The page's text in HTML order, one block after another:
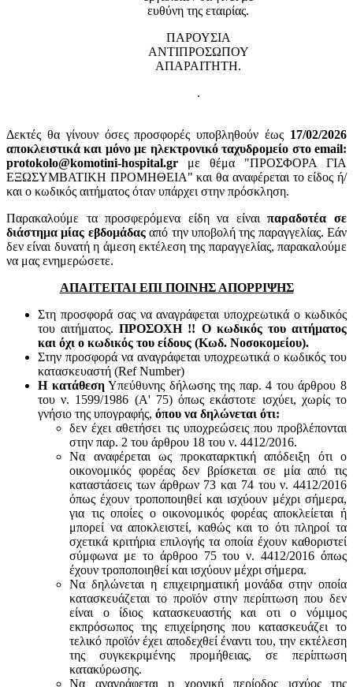
ευθύνη της εταιρίας.
ΠΑΡΟΥΣΙΑ
ΑΝΤΙΠΡΟΣΩΠΟΥ
ΑΠΑΡΑΙΤΗΤΗ.
.
Δεκτές θα γίνουν όσες προσφορές υποβληθούν έως 17/02/2026
αποκλειστικά και μόνο με ηλεκτρονικό ταχυδρομείο στο email:
protokolo@komotini-hospital.gr με θέμα "ΠΡΟΣΦΟΡΑ ΓΙΑ
ΕΞΩΣΥΜΒΑΤΙΚΗ ΠΡΟΜΗΘΕΙΑ" και θα αναφέρεται το είδος ή/
και ο κωδικός αιτήματος όταν υπάρχει στην πρόσκληση.
Παρακαλούμε τα προσφερόμενα είδη να είναιπαραδοτέα σε
διάστημα μίας εβδομάδαςαπό την υποβολή της παραγγελίας. Εάν
δεν είναι δυνατή η άμεση εκτέλεση της παραγγελίας, παρακαλούμε
να μας ενημερώσετε.
ΑΠΑΙΤΕΙΤΑΙ ΕΠΙ ΠΟΙΝΗΣ ΑΠΟΡΡΙΨΗΣ
Στη προσφορά σας να αναγράφεται υποχρεωτικά ο κωδικός
του αιτήματος.ΠΡΟΣΟΧΗ !! Ο κωδικός του αιτήματος
και όχι ο κωδικός του είδους (Κωδ. Νοσοκομείου).
Στην προσφορά να αναγράφεται υποχρεωτικά ο κωδικός του
κατασκευαστή (Ref Number)
Η κατάθεσηΥπεύθυνης δήλωσης της παρ. 4 του άρθρου 8
του ν. 1599/1986 (Α' 75) όπως εκάστοτε ισχύει, χωρίς το
γνήσιο της υπογραφής, όπου να δηλώνεται ότι:
δεν έχει αθετήσει τις υποχρεώσεις που προβλέπονται
στην παρ. 2 του άρθρου 18 του ν. 4412/2016.
Να αναφέρεται ως προκαταρκτική απόδειξη ότι ο
οικονομικός φορέας δεν βρίσκεται σε μία από τις
καταστάσεις των άρθρων 73 και 74 του ν. 4412/2016
όπως έχουν τροποποιηθεί και ισχύουν μέχρι σήμερα,
για τις οποίες ο οικονομικός φορέας αποκλείεται ή
μπορεί να αποκλειστεί, καθώς και το ότι πληροί τα
σχετικά κριτήρια επιλογής τα οποία έχουν καθοριστεί
σύμφωνα με τo άρθροo 75 του ν. 4412/2016 όπως
έχουν τροποποιηθεί και ισχύουν μέχρι σήμερα.
Να δηλώνεται η επιχειρηματική μονάδα στην οποία
κατασκευάζεται το προϊόν στην περίπτωση που δεν
είναι ο ίδιος κατασκευαστής και oτι ο νόμιμος
εκπρόσωπος της επιχείρησης που κατασκευάζει το
τελικό προϊόν έχει αποδεχθεί έναντι του, την εκτέλεση
της συγκεκριμένης προμήθειας, σε περίπτωση
κατακύρωσης.
Να αναγράφεται η χρονική περίοδος ισχύος της